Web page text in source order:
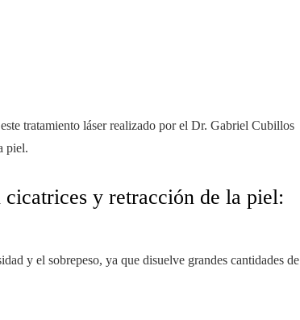
tratamiento láser realizado por el Dr. Gabriel Cubillos
piel.
y retracción de la piel:
y el sobrepeso, ya que disuelve grandes cantidades de